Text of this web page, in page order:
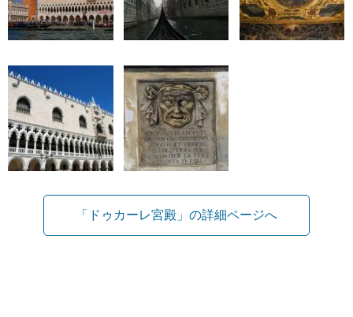
「ドゥカーレ宮殿」の詳細ページへ